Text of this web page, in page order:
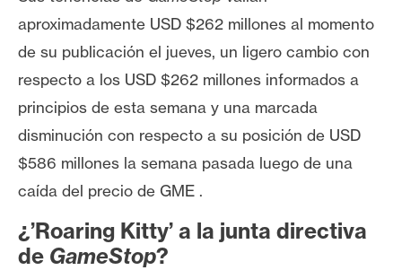
aproximadamente USD $262 millones al momento
de su publicación el jueves, un ligero cambio con
respecto a los USD $262 millones informados a
principios de esta semana y una marcada
disminución con respecto a su posición de USD
$586 millones la semana pasada luego de una
caída del precio de GME .
¿’Roaring Kitty’ a la junta directiva
de GameStop?